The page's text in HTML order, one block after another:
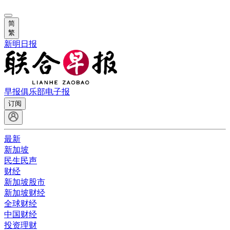
简
繁
新明日报
早报俱乐部电子报
订阅
最新
新加坡
民生民声
财经
新加坡股市
新加坡财经
全球财经
中国财经
投资理财